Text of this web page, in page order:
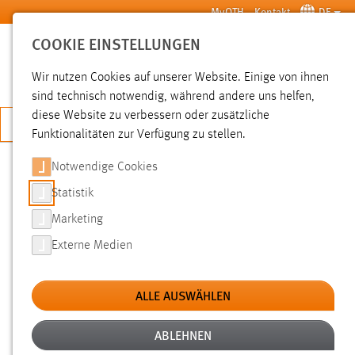
Zum Hauptinhalt springen MyOTH Kontakt DE
SUCHE
JETZT BEWERBEN
SUCHE
FILTER
Typ
Erstellungsdatum
COOKIE EINSTELLUNGEN
Wir nutzen Cookies auf unserer Website. Einige von ihnen
sind technisch notwendig, während andere uns helfen,
diese Website zu verbessern oder zusätzliche
Funktionalitäten zur Verfügung zu stellen.
Notwendige Cookies
Statistik
Marketing
Externe Medien
ALLE AUSWÄHLEN
ABLEHNEN